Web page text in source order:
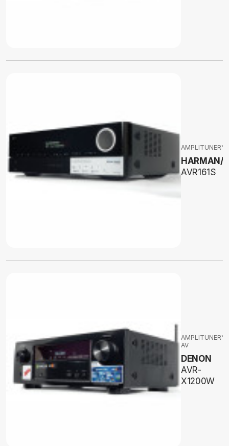
AMPLITUNERY
HARMAN/
AVR161S
AMPLITUNERY
AV
DENON
AVR-
X1200W